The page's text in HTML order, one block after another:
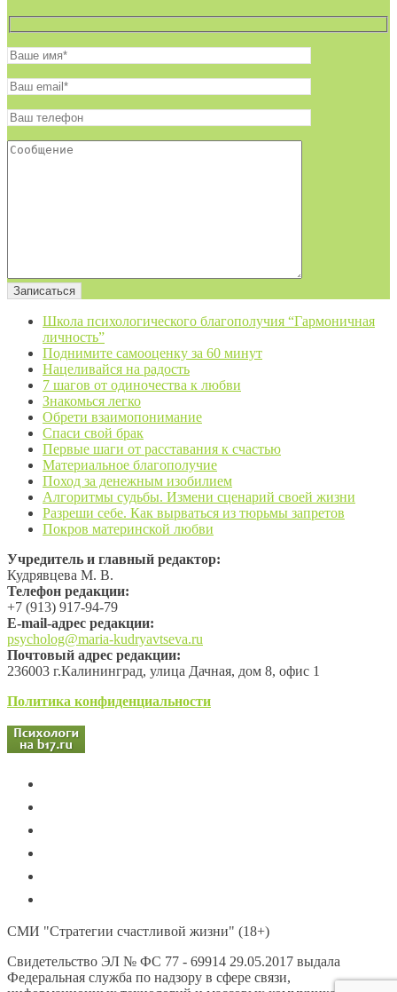
Школа психологического благополучия “Гармоничная
личность”
Поднимите самооценку за 60 минут
Нацеливайся на радость
7 шагов от одиночества к любви
Знакомься легко
Обрети взаимопонимание
Спаси свой брак
Первые шаги от расставания к счастью
Материальное благополучие
Поход за денежным изобилием
Алгоритмы судьбы. Измени сценарий своей жизни
Разреши себе. Как вырваться из тюрьмы запретов
Покров материнской любви
Учредитель и главный редактор:
Кудрявцева М. В.
Телефон редакции:
+7 (913) 917-94-79
Е-mail-адрес редакции:
psycholog@maria-kudryavtseva.ru
Почтовый адрес редакции:
236003 г.Калининград, улица Дачная, дом 8, офис 1
Политика конфиденциальности
СМИ "Стратегии счастливой жизни" (18+)
Свидетельство ЭЛ № ФС 77 - 69914 29.05.2017 выдала
Федеральная служба по надзору в сфере связи,